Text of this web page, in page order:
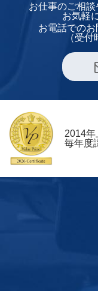
お仕事のご相談
お気軽
お電話での
（受
2014年
毎年度